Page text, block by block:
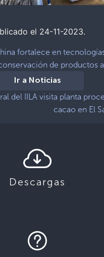
el 24-11-2023.
fortalece en
de productos
Ir a Noticias
del IILA visita planta
cacao en El
Descargas